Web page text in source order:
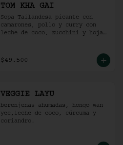
TOM KHA GAI
Sopa Tailandesa picante con
camarones, pollo y curry con
leche de coco, zucchini y hojas
$49.500
VEGGIE LAYU
berenjenas ahumadas, hongo wan
yee,leche de coco, cúrcuma y
coriandro.